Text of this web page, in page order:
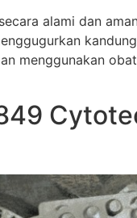
alami dan
menggunakan